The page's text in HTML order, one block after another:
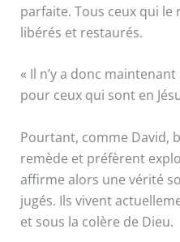
parfaite. Tous ceux qui
libérés et restaurés.
« Il n’y a donc
pour ceux qui sont en
Pourtant, comme David,
remède et préfèrent
affirme alors une vérité
jugés. Ils vivent
et sous la colère de Dieu.